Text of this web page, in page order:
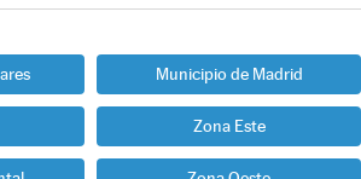
Municipio de Madrid
Zona Este